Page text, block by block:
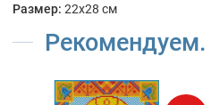
Размер: 22x28 см